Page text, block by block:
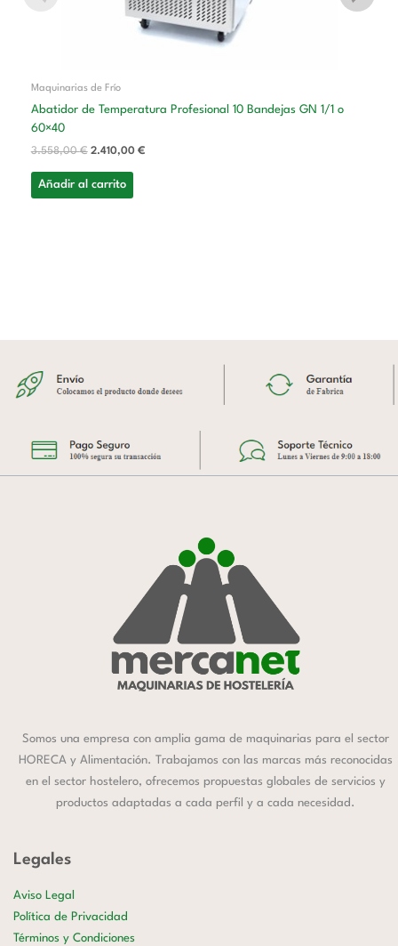
Maquinarias de Frío
Abatidor de Temperatura Profesional 10 Bandejas GN 1/1 o
60×40
3.558,00€ 2.410,00 €
Añadir al carrito
Somos una empresa con amplia gama de maquinarias para el sector
HORECA y Alimentación. Trabajamos con las marcas más reconocidas
en el sector hostelero, ofrecemos propuestas globales de servicios y
productos adaptadas a cada perfil y a cada necesidad.
Legales
Aviso Legal
Política de Privacidad
Términos y Condiciones